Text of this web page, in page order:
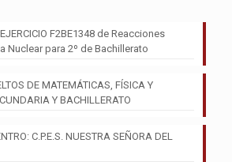
F2BE1348 de Reacciones
Nuclear para 2º de Bachillerato
DE MATEMÁTICAS, FÍSICA Y
Y BACHILLERATO
C.P.E.S. NUESTRA SEÑORA DEL